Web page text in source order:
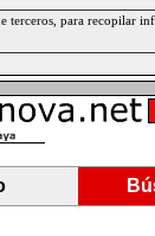
para recopilar